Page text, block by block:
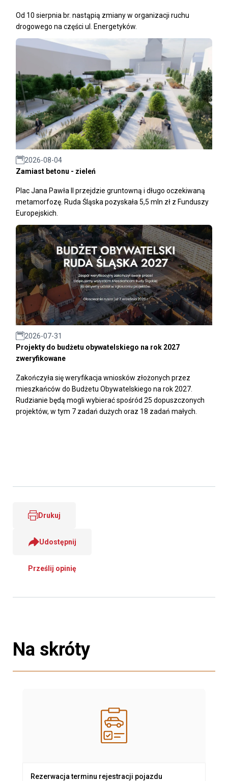
Od 10 sierpnia br. nastąpią zmiany w organizacji ruchu
drogowego na części ul. Energetyków.
2026-08-04
Zamiast betonu - zieleń
Plac Jana Pawła II przejdzie gruntowną i długo oczekiwaną
metamorfozę. Ruda Śląska pozyskała 5,5 mln zł z Funduszy
Europejskich.
2026-07-31
Projekty do budżetu obywatelskiego na rok 2027
zweryfikowane
Zakończyła się weryfikacja wniosków złożonych przez
mieszkańców do Budżetu Obywatelskiego na rok 2027.
Rudzianie będą mogli wybierać spośród 25 dopuszczonych
projektów, w tym 7 zadań dużych oraz 18 zadań małych.
Drukuj
Udostępnij
Prześlij opinię
Na skróty
Rezerwacja terminu rejestracji pojazdu